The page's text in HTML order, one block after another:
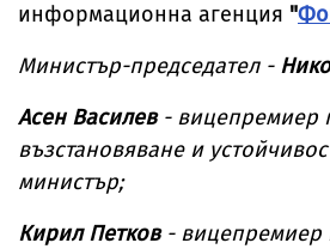
информационна агенция "
Министър-председател -
Асен Василев- вицепремиер
възстановяване и
министър;
Кирил Петков- вицепремиер